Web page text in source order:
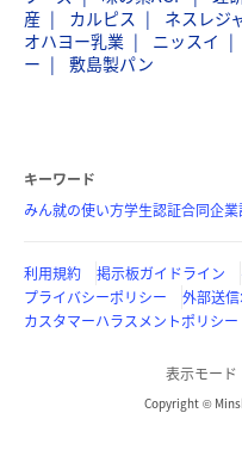
産
カルピス ネスレジ
オハヨー乳業
ニッスイ
ー
敷島製パン
キーワード
みん就の使い方学生認証合同企
利用規約 掲示板ガイドライン
プライバシーポリシー
外部送
カスタマーハラスメントポリシー
表示モード
Copyright ©